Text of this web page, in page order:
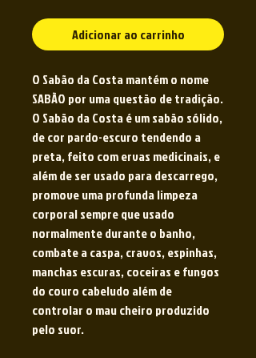
Adicionar ao carrinho
O Sabão da Costa mantém o nome
SABÃO por uma questão de tradição.
O Sabão da Costa é um sabão sólido,
de cor pardo-escuro tendendo a
preta, feito com ervas medicinais, e
além de ser usado para descarrego,
promove uma profunda limpeza
corporal sempre que usado
normalmente durante o banho,
combate a caspa, cravos, espinhas,
manchas escuras, coceiras e fungos
do couro cabeludo além de
controlar o mau cheiro produzido
pelo suor.